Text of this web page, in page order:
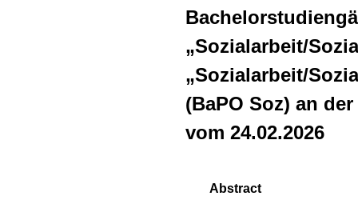
„Sozialarbeit/
„Sozialarbeit/
(BaPO Soz) an
vom 24.02.2026